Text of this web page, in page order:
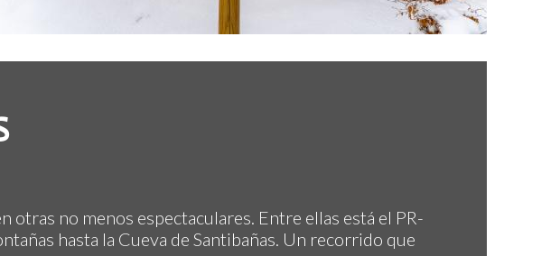
otras no menos espectaculares. Entre ellas está el PR-
hasta la Cueva de Santibañas. Un recorrido que